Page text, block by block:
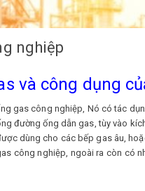
nghiệp
và công dụng
gas công nghiệp, Nó có tác
đường ống dẫn gas, tùy vào
dùng cho các bếp gas âu,
công nghiệp, ngoài ra còn